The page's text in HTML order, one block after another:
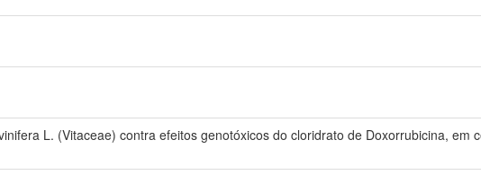
L. (Vitaceae) contra efeitos genotóxicos do cloridrato de Doxorrubicina, em